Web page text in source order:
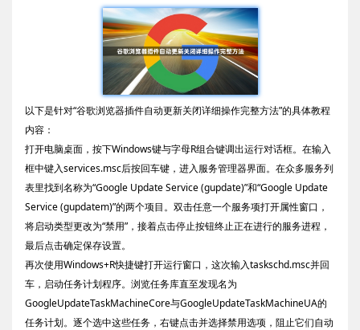
以下是针对“谷歌浏览器插件自动更新关闭详细操作完整方法”的具体教程
内容：
打开电脑桌面，按下Windows键与字母R组合键调出运行对话框。在输入
框中键入services.msc后按回车键，进入服务管理器界面。在众多服务列
表里找到名称为“Google Update Service (gupdate)”和“Google Update
Service (gupdatem)”的两个项目。双击任意一个服务项打开属性窗口，
将启动类型更改为“禁用”，接着点击停止按钮终止正在进行的服务进程，
最后点击确定保存设置。
再次使用Windows+R快捷键打开运行窗口，这次输入taskschd.msc并回
车，启动任务计划程序。浏览任务库直至发现名为
GoogleUpdateTaskMachineCore与GoogleUpdateTaskMachineUA的
任务计划。逐个选中这些任务，右键点击并选择禁用选项，阻止它们自动